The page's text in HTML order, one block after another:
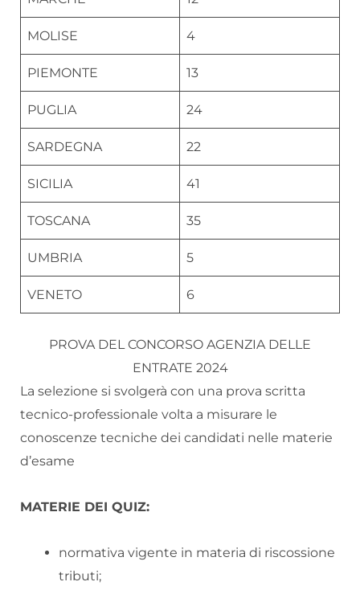
MOLISE 4
PIEMONTE 13
PUGLIA 24
SARDEGNA 22
SICILIA 41
TOSCANA 35
UMBRIA 5
VENETO 6
PROVA DEL CONCORSO AGENZIA DELLE
ENTRATE 2024
La selezione si svolgerà con una prova scritta
tecnico-professionale volta a misurare le
conoscenze tecniche dei candidati nelle materie
d’esame
MATERIE DEI QUIZ:
normativa vigente in materia di riscossione
tributi;